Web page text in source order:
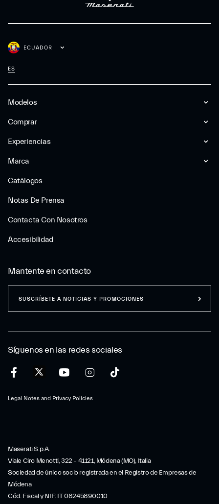
Modelos
Comprar
Experiencias
Marca
Catálogos
Notas De Prensa
Contacta Con Nosotros
Accesibilidad
ECUADOR
ES
Síguenos en las redes sociales
Legal Notes and Privacy Policies
Mantente en contacto
SUSCRÍBETE A NOTICIAS Y PROMOCIONES
Maserati S.p.A.
Viale Ciro Menotti, 322 – 41121, Módena (MO), Italia
Sociedad de único socio registrada en el Registro de Empresas de
Módena
Cód. Fiscal y NIF: IT 08245890010